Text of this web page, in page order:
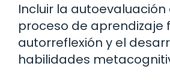
Incluir la autoevaluación
proceso de aprendizaje
autorreflexión y el
habilidades